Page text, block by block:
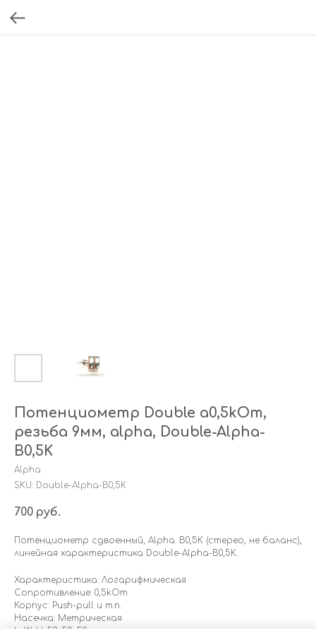
Потенциометр Double a0,5kOm,
резьба 9мм, alpha, Double-Alpha-
B0,5K
Alpha
SKU: Double-Alpha-B0,5K
700 руб.
Потенциометр сдвоенный, Alpha. B0,5K (стерео, не баланс),
линейная характеристика Double-Alpha-B0,5K.
Характеристика: Логарифмическая
Сопротивление: 0,5kOm
Корпус: Push-pull и т.п.
Насечка: Метрическая
LxWxH: 50x50x50 mm